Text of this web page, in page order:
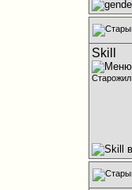
Skill
Старожил